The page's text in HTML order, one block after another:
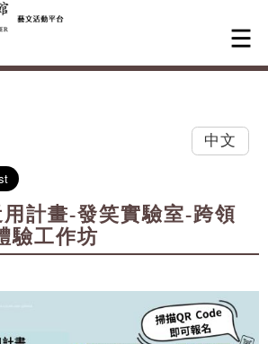
中文
計畫-發笑實驗室-跨領
驗工作坊